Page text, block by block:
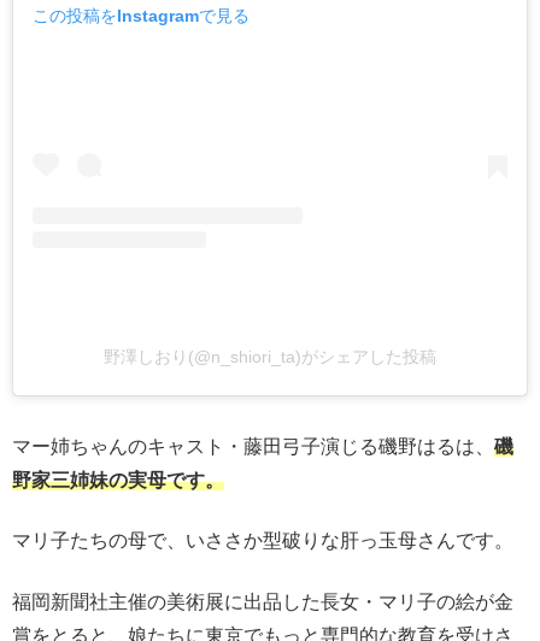
この投稿をInstagramで見る
野澤しおり(@n_shiori_ta)がシェアした投稿
マー姉ちゃんのキャスト・藤田弓子演じる磯野はるは、 磯
野家三姉妹の実母です。
マリ子たちの母で、いささか型破りな肝っ玉母さんです。
福岡新聞社主催の美術展に出品した長女・マリ子の絵が金
賞をとると、娘たちに東京でもっと専門的な教育を受けさ